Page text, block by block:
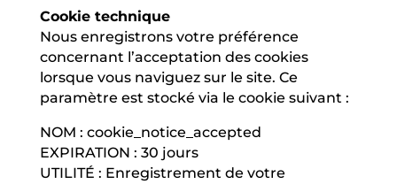
Cookie technique
Nous enregistrons votre préférence
concernant l’acceptation des cookies
lorsque vous naviguez sur le site. Ce
paramètre est stocké via le cookie suivant :
NOM : cookie_notice_accepted
EXPIRATION : 30 jours
UTILITÉ : Enregistrement de votre